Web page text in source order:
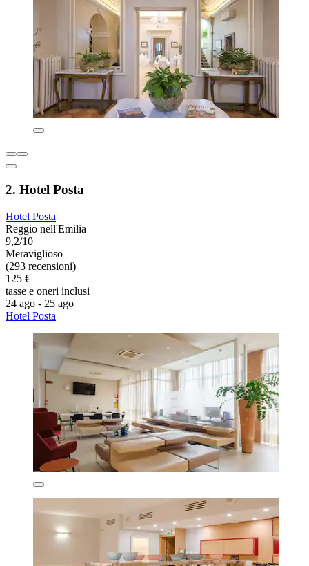
2. Hotel Posta
Hotel Posta
Reggio nell'Emilia
9,2/10
Meraviglioso
(293 recensioni)
125 €
tasse e oneri inclusi
24 ago - 25 ago
Hotel Posta